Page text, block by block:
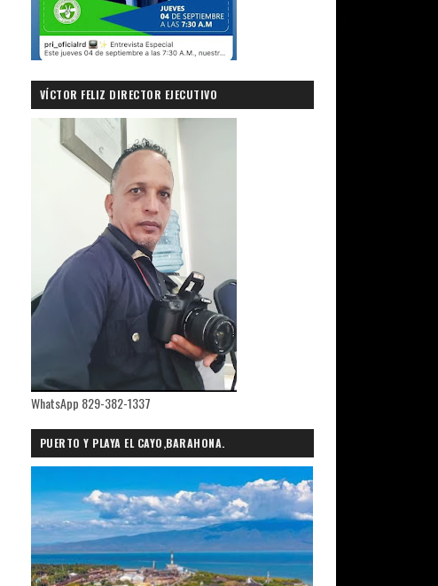
VÍCTOR FELIZ DIRECTOR EJECUTIVO
PRIMICIASDELSUR.COM
WhatsApp 829-382-1337
PUERTO Y PLAYA EL CAYO,BARAHONA.